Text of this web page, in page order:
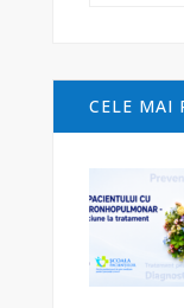
CELE MAI